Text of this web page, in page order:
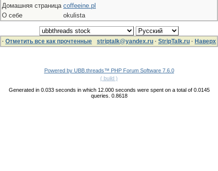
Домашняя страница coffeeine.pl
О себе
okulista
· Отметить все как прочтенные striptalk@yandex.ru · StripTalk.ru · Наверх
Powered by UBB.threads™ PHP Forum Software 7.6.0
( build )
Generated in 0.033 seconds in which 12.000 seconds were spent on a total of 0.0145
queries. 0.8618